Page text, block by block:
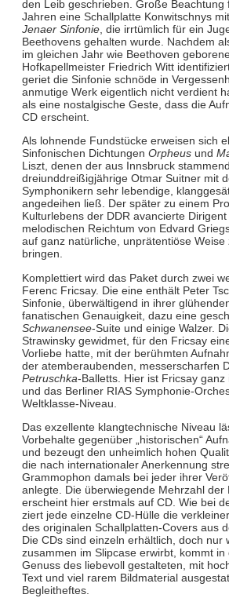
den Leib geschrieben. Große Beachtung
Jahren eine Schallplatte Konwitschnys
Jenaer Sinfonie, die irrtümlich für ein
Beethovens gehalten wurde. Nachdem
im gleichen Jahr wie Beethoven
Hofkapellmeister Friedrich Witt
geriet die Sinfonie schnöde in
anmutige Werk eigentlich nicht verdient
als eine nostalgische Geste, dass die
CD erscheint.
Als lohnende Fundstücke erweisen sich
Sinfonischen Dichtungen Orpheusund
Liszt, denen der aus Innsbruck
dreiunddreißigjährige Otmar Suitner mit
Symphonikern sehr lebendige,
angedeihen ließ. Der später zu einem
Kulturlebens der DDR avancierte
melodischen Reichtum von Edvard
auf ganz natürliche, unprätentiöse Weise
bringen.
Komplettiert wird das Paket durch zwei
Ferenc Fricsay. Die eine enthält Peter
Sinfonie, überwältigend in ihrer
fanatischen Genauigkeit, dazu eine
Schwanensee-Suite und einige Walzer.
Strawinsky gewidmet, für den Fricsay
Vorliebe hatte, mit der berühmten
der atemberaubenden, messerscharfen
Petruschka-Balletts. Hier ist Fricsay
und das Berliner RIAS Symphonie-
Weltklasse-Niveau.
Das exzellente klangtechnische Niveau
Vorbehalte gegenüber „historischen“
und bezeugt den unheimlich hohen
die nach internationaler Anerkennung
Grammophon damals bei jeder ihrer
anlegte. Die überwiegende Mehrzahl der
erscheint hier erstmals auf CD. Wie bei
ziert jede einzelne CD-Hülle die
des originalen Schallplatten-Covers aus
Die CDs sind einzeln erhältlich, doch nur
zusammen im Slipcase erwirbt, kommt in
Genuss des liebevoll gestalteten, mit
Text und viel rarem Bildmaterial
Begleitheftes.